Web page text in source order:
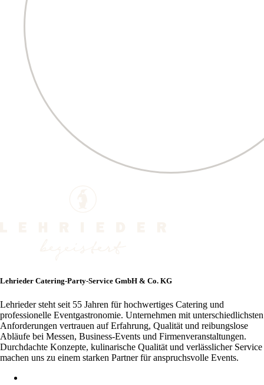
Lehrieder Catering-Party-Service GmbH & Co. KG
Lehrieder steht seit 55 Jahren für hochwertiges Catering und
professionelle Eventgastronomie. Unternehmen mit unterschiedlichsten
Anforderungen vertrauen auf Erfahrung, Qualität und reibungslose
Abläufe bei Messen, Business-Events und Firmenveranstaltungen.
Durchdachte Konzepte, kulinarische Qualität und verlässlicher Service
machen uns zu einem starken Partner für anspruchsvolle Events.